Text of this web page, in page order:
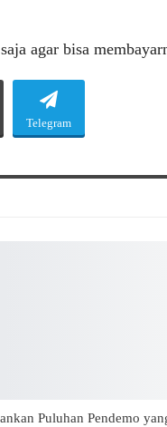
agar bisa
Telegram
Puluhan Pendemo